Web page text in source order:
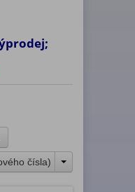
čísla)